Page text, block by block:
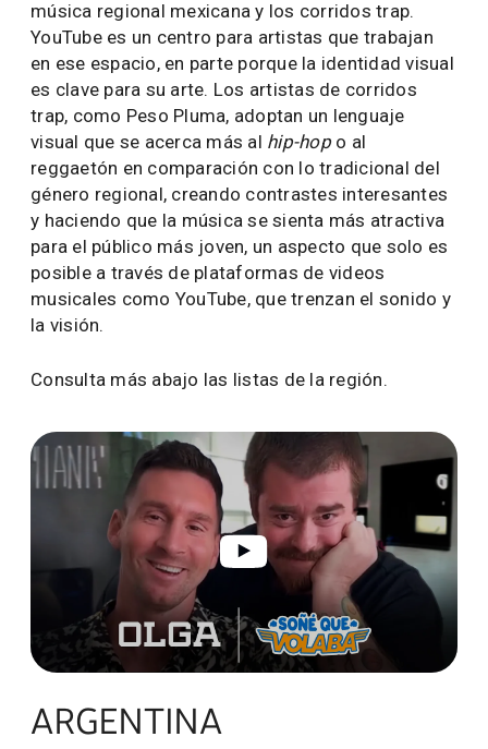
música regional mexicana y los corridos trap.
YouTube es un centro para artistas que trabajan
en ese espacio, en parte porque la identidad visual
es clave para su arte. Los artistas de corridos
trap, como Peso Pluma, adoptan un lenguaje
visual que se acerca más al hip-hopo al
reggaetón en comparación con lo tradicional del
género regional, creando contrastes interesantes
y haciendo que la música se sienta más atractiva
para el público más joven, un aspecto que solo es
posible a través de plataformas de videos
musicales como YouTube, que trenzan el sonido y
la visión.
Consulta más abajo las listas de la región.
ARGENTINA